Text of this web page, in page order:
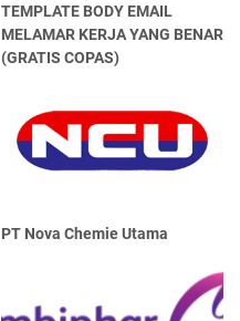
TEMPLATE BODY EMAIL
MELAMAR KERJA YANG BENAR
(GRATIS COPAS)
PT Nova Chemie Utama